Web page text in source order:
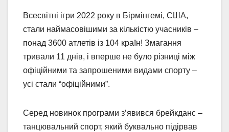
Всесвітні ігри 2022 року в Бірмінгемі, США,
стали наймасовішими за кількістю учасників –
понад 3600 атлетів із 104 країн! Змагання
тривали 11 днів, і вперше не було різниці між
офіційними та запрошеними видами спорту –
усі стали “офіційними”.
Серед новинок програми з’явився брейкданс –
танцювальний спорт, який буквально підірвав